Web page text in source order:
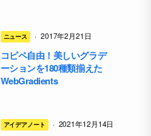
ニュース · 2017年2月21日
コピペ自由！美しいグラデ
ーションを180種類揃えた
WebGradients
アイデアノート · 2021年12月14日